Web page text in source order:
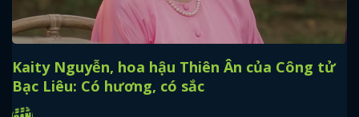
Kaity Nguyễn, hoa hậu Thiên Ân của Công tử
Bạc Liêu: Có hương, có sắc